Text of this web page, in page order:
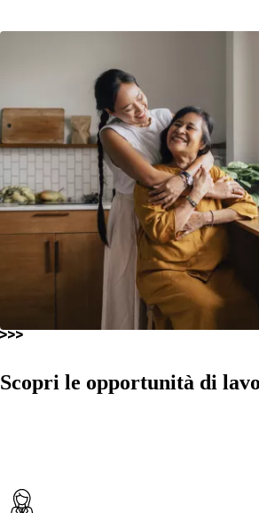
Scopri le opportunità di